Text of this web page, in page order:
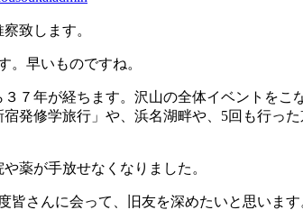
致します。
。早いものですね。
７年が経ちます。沢山の全体イベントを
発修学旅行」や、浜名湖畔や、5回も行っ
薬が手放せなくなりました。
皆さんに会って、旧友を深めたいと思いま